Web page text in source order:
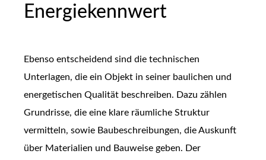
Energiekennwert
Ebenso entscheidend sind die technischen
Unterlagen, die ein Objekt in seiner baulichen und
energetischen Qualität beschreiben. Dazu zählen
Grundrisse, die eine klare räumliche Struktur
vermitteln, sowie Baubeschreibungen, die Auskunft
über Materialien und Bauweise geben. Der